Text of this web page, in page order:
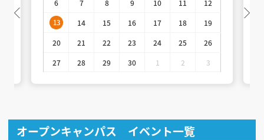
6
7 8 9 10 11 12
13 14 15 16 17 18
19
20
21 22 23 24 25
26
27
28 29 30 1 2 3
オープンキャンパス イベント一覧